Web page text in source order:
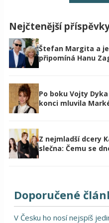
Nejčtenější
Štefan Margita a
připomíná Hanu
Po boku Vojty
konci mluvila
Z nejmladší dcery
slečna: Čemu se
Doporučené
V Česku ho nosí nejspíš